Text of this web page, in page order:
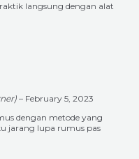
langsung dengan alat
– February 5, 2023
dengan metode yang
jarang lupa rumus pas